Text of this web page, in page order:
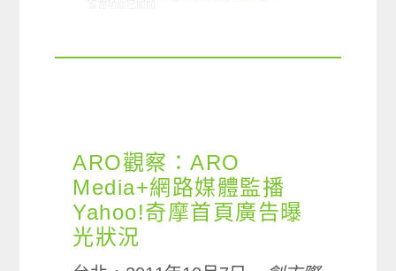
ARO觀察：ARO
Media+網路媒體監播
Yahoo!奇摩首頁廣告曝
光狀況